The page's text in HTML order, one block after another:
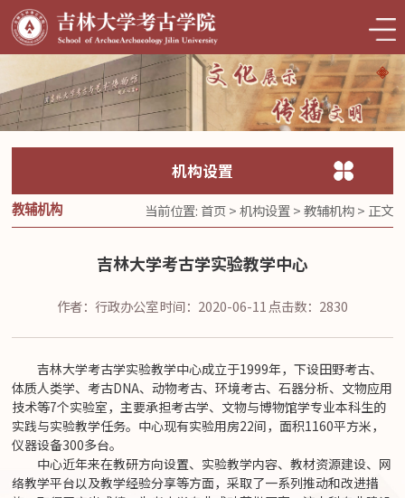
机构设置
教辅机构 当前位置: 首页>机构设置>教辅机构> 正文
吉林大学考古学实验教学中心
作者：行政办公室时间：2020-06-11点击数： 2830
吉林大学考古学实验教学中心成立于1999年，下设田野考古、
体质人类学、考古DNA、动物考古、环境考古、石器分析、文物应用
技术等7个实验室，主要承担考古学、文物与博物馆学专业本科生的
实践与实验教学任务。中心现有实验用房22间，面积1160平方米，
仪器设备300多台。
中心近年来在教研方向设置、实验教学内容、教材资源建设、网
络教学平台以及教学经验分享等方面，采取了一系列推动和改进措